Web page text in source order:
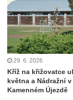
Kříže ve
Kříž na Křížové
Frýdlantu
Centrální kříž
Kříž na
Kříž poblíž
29. 6. 2026
Kříž na křižovatce
května a Nádražní v
Kamenném Újezdě